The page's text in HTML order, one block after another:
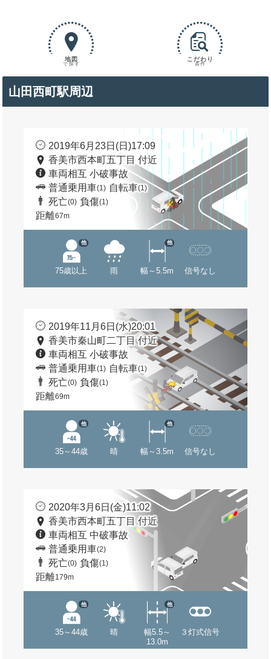
地図
で探す
こだわり
条件
山田西町駅周辺
2019年6月23日(日)17:09
香美市西本町五丁目 付近
車両相互 小破事故
普通乗用車(1) 自転車(1)
死亡(0) 負傷(1)
距離67m
75歳以上
他
雨 幅～5.5m
他
信号なし
2019年11月6日(水)20:01
香美市秦山町二丁目 付近
車両相互 小破事故
普通乗用車(1) 自転車(1)
死亡(0) 負傷(1)
距離69m
35～44歳
他
晴 幅～3.5m
他
信号なし
2020年3月6日(金)11:02
香美市西本町五丁目 付近
車両相互 中破事故
普通乗用車(2)
死亡(0) 負傷(1)
距離179m
35～44歳
他
晴
幅5.5～
13.0m
他
３灯式信号